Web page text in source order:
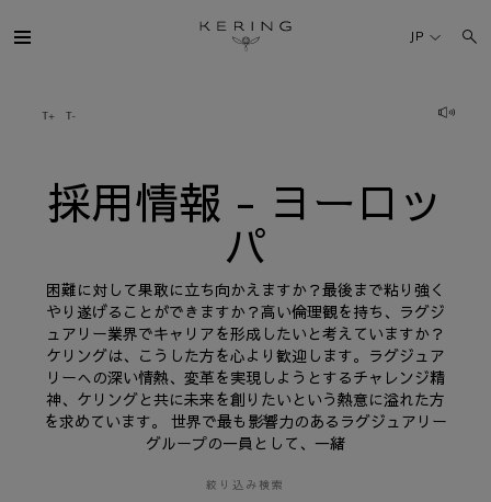
用
情
人材
サステナビリティ
FINANCE
プレスルーム
採用情報
JP
採用情報 - ヨーロッ
パ
困難に対して果敢に立ち向かえますか？最後まで粘り強く
やり遂げることができますか？高い倫理観を持ち、ラグジ
ュアリー業界でキャリアを形成したいと考えていますか？
ケリングは、こうした方を心より歓迎します。ラグジュア
リーへの深い情熱、変革を実現しようとするチャレンジ精
神、ケリングと共に未来を創りたいという熱意に溢れた方
を求めています。 世界で最も影響力のあるラグジュアリー
グループの一員として、一緒
絞り込み検索